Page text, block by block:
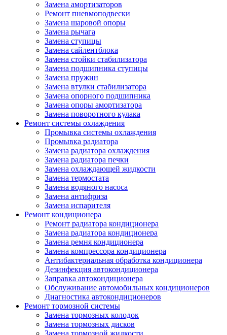
Замена амортизаторов
Ремонт пневмоподвески
Замена шаровой опоры
Замена рычага
Замена ступицы
Замена сайлентблока
Замена стойки стабилизатора
Замена подшипника ступицы
Замена пружин
Замена втулки стабилизатора
Замена опорного подшипника
Замена опоры амортизатора
Замена поворотного кулака
Ремонт системы охлаждения
Промывка системы охлаждения
Промывка радиатора
Замена радиатора охлаждения
Замена радиатора печки
Замена охлаждающей жидкости
Замена термостата
Замена водяного насоса
Замена антифриза
Замена испарителя
Ремонт кондиционера
Ремонт радиатора кондиционера
Замена радиатора кондиционера
Замена ремня кондиционера
Замена компрессора кондиционера
Антибактериальная обработка кондиционера
Дезинфекция автокондиционера
Заправка автокондиционера
Обслуживание автомобильных кондиционеров
Диагностика автокондиционеров
Ремонт тормозной системы
Замена тормозных колодок
Замена тормозных дисков
Замена тормозной жидкости